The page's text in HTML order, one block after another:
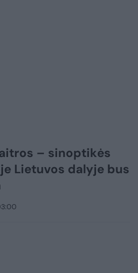
– sinoptikės
Lietuvos dalyje bus